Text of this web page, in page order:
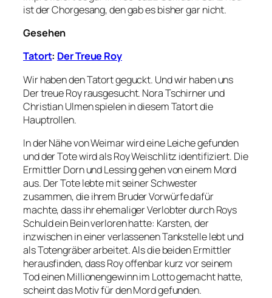
ist der Chorgesang, den gab es bisher gar nicht.
Gesehen
Tatort: Der Treue Roy
Wir haben den Tatort geguckt. Und wir haben uns
Der treue Roy rausgesucht. Nora Tschirner und
Christian Ulmen spielen in diesem Tatort die
Hauptrollen.
In der Nähe von Weimar wird eine Leiche gefunden
und der Tote wird als Roy Weischlitz identifiziert. Die
Ermittler Dorn und Lessing gehen von einem Mord
aus. Der Tote lebte mit seiner Schwester
zusammen, die ihrem Bruder Vorwürfe dafür
machte, dass ihr ehemaliger Verlobter durch Roys
Schuld ein Bein verloren hatte: Karsten, der
inzwischen in einer verlassenen Tankstelle lebt und
als Totengräber arbeitet. Als die beiden Ermittler
herausfinden, dass Roy offenbar kurz vor seinem
Tod einen Millionengewinn im Lotto gemacht hatte,
scheint das Motiv für den Mord gefunden.